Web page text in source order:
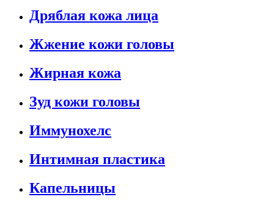
Дряблая кожа лица
Жжение кожи головы
Жирная кожа
Зуд кожи головы
Иммунохелс
Интимная пластика
Капельницы